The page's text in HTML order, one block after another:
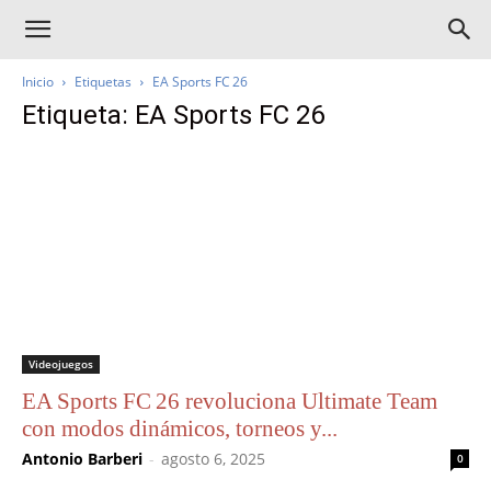
Inicio Etiquetas EA Sports FC 26
Etiqueta: EA Sports FC 26
Videojuegos
EA Sports FC 26 revoluciona Ultimate Team
con modos dinámicos, torneos y...
Antonio Barberi - agosto 6, 2025 0